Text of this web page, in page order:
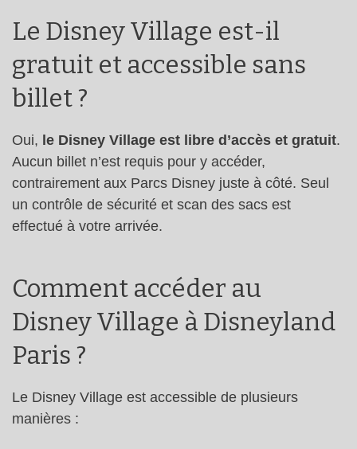
Le Disney Village est-il
gratuit et accessible sans
billet ?
Oui, le Disney Village est libre d’accès et gratuit.
Aucun billet n’est requis pour y accéder,
contrairement aux Parcs Disney juste à côté. Seul
un contrôle de sécurité et scan des sacs est
effectué à votre arrivée.
Comment accéder au
Disney Village à Disneyland
Paris ?
Le Disney Village est accessible de plusieurs
manières :